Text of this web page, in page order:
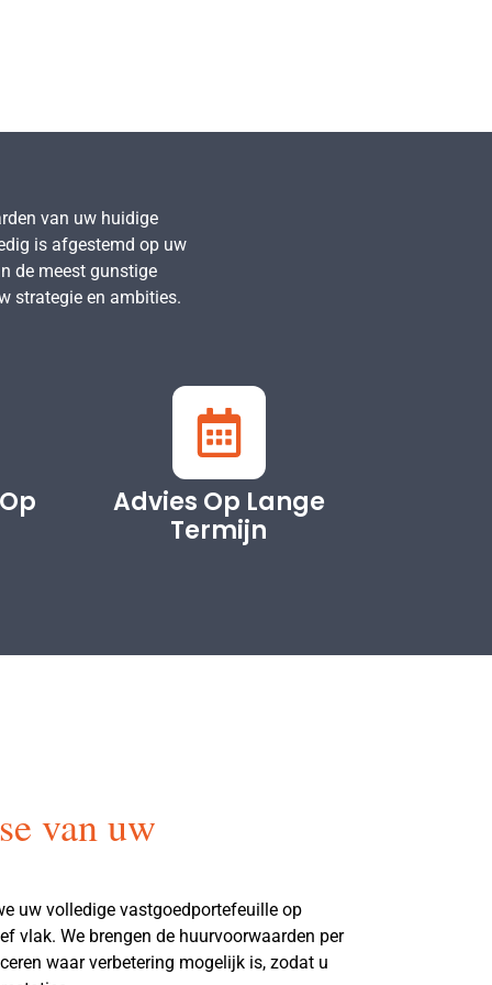
van uw huidige
is afgestemd op uw
de meest gunstige
strategie en ambities.
Advies Op Lange
Termijn
van uw
uw volledige vastgoedportefeuille op
vlak. We brengen de huurvoorwaarden per
waar verbetering mogelijk is, zodat u